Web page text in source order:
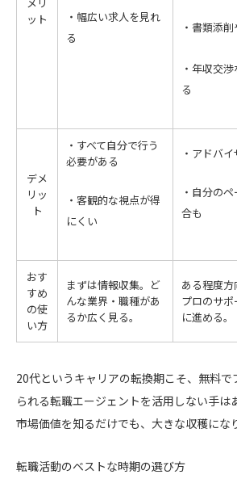
ット
・幅広い求人を見れ
る
・書類添
・年収交
る
デメ
リッ
ト
・すべて自分で行う
必要がある
・客観的な視点が得
にくい
・アドバ
・自分の
合も
おす
すめ
の使
い方
まずは情報収集。ど
んな業界・職種があ
るか広く見る。
ある程度方
プロのサ
に進める。
20代というキャリアの転換期こそ、無料
られる転職エージェントを活用しない手は
市場価値を知るだけでも、大きな収穫にな
転職活動のベストな時期の選び方